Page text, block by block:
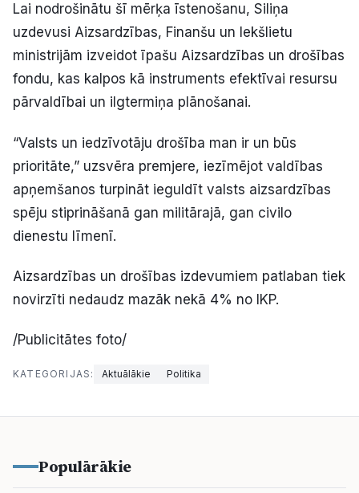
E-avīze Abonē
Lai nodrošinātu šī mērķa īstenošanu, Siliņa
uzdevusi Aizsardzības, Finanšu un Iekšlietu
ministrijām izveidot īpašu Aizsardzības un drošības
fondu, kas kalpos kā instruments efektīvai resursu
pārvaldībai un ilgtermiņa plānošanai.
“Valsts un iedzīvotāju drošība man ir un būs
prioritāte,” uzsvēra premjere, iezīmējot valdības
apņemšanos turpināt ieguldīt valsts aizsardzības
spēju stiprināšanā gan militārajā, gan civilo
dienestu līmenī.
Aizsardzības un drošības izdevumiem patlaban tiek
novirzīti nedaudz mazāk nekā 4% no IKP.
/Publicitātes foto/
KATEGORIJAS: Aktuālākie Politika
Populārākie